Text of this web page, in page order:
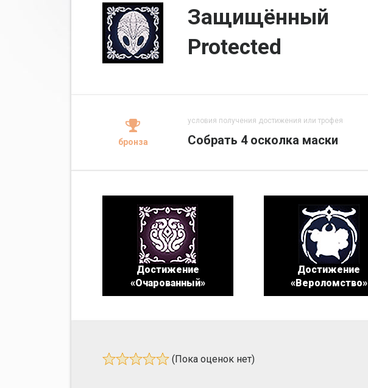
Защищённый
Protected
бронза
условия получения достижения или трофея
Собрать 4 осколка маски
Достижение
«Очарованный»
Достижение
«Вероломство»
(Пока оценок нет)